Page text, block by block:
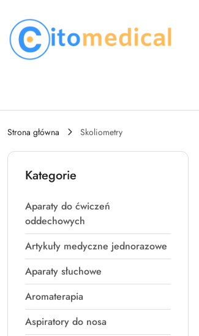
Strona główna Skoliometry
Kategorie
Aparaty do ćwiczeń
oddechowych
Artykuły medyczne jednorazowe
Aparaty słuchowe
Aromaterapia
Aspiratory do nosa